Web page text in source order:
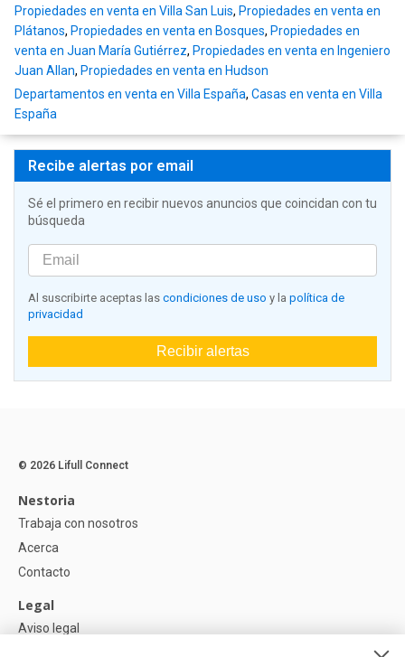
Propiedades en venta en Villa San Luis, Propiedades en venta en
Plátanos, Propiedades en venta en Bosques, Propiedades en
venta en Juan María Gutiérrez, Propiedades en venta en Ingeniero
Juan Allan, Propiedades en venta en Hudson
Departamentos en venta en Villa España, Casas en venta en Villa
España
Recibe alertas por email
Sé el primero en recibir nuevos anuncios que coincidan con tu
búsqueda
Al suscribirte aceptas las condiciones de uso y la política de
privacidad
Recibir alertas
© 2026 Lifull Connect
Nestoria
Trabaja con nosotros
Acerca
Contacto
Legal
Aviso legal